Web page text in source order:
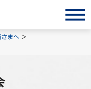
ション
さまへ